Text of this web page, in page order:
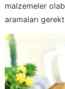
malzemeler
aramaları